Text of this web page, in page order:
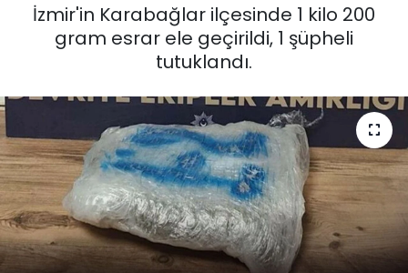
İzmir'in Karabağlar ilçesinde 1 kilo 200
gram esrar ele geçirildi, 1 şüpheli
tutuklandı.
English News
KÜLTÜR SANAT
MAGAZİN
POLİTİKA
SAĞLIK
Haber Arşivi